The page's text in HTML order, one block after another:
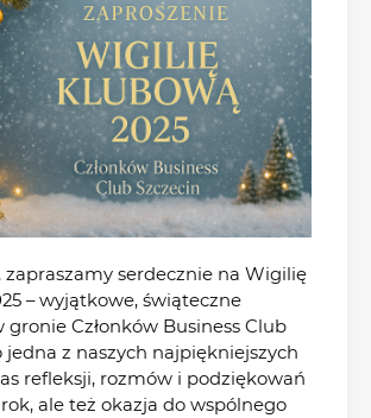
zapraszamy serdecznie na Wigilię
– wyjątkowe, świąteczne
gronie Członków Business Club
jedna z naszych najpiękniejszych
refleksji, rozmów i podziękowań
ale też okazja do wspólnego